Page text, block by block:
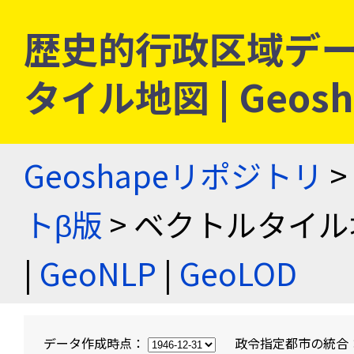
歴史的行政区域デ
タイル地図 |
Geoshapeリポジトリ >
トβ版 > ベクトルタイ
| GeoNLP | GeoLOD
データ作成時点： 政令指定都市の統